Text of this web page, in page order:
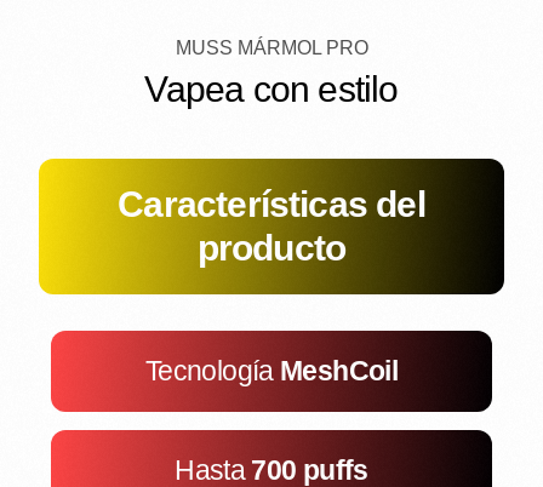
MUSS MÁRMOL PRO
Vapea con estilo
Características del
producto
Tecnología MeshCoil
Hasta700 puffs